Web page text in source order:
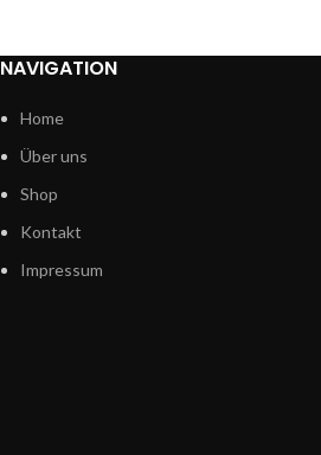
NAVIGATION
Home
Über uns
Shop
Kontakt
Impressum